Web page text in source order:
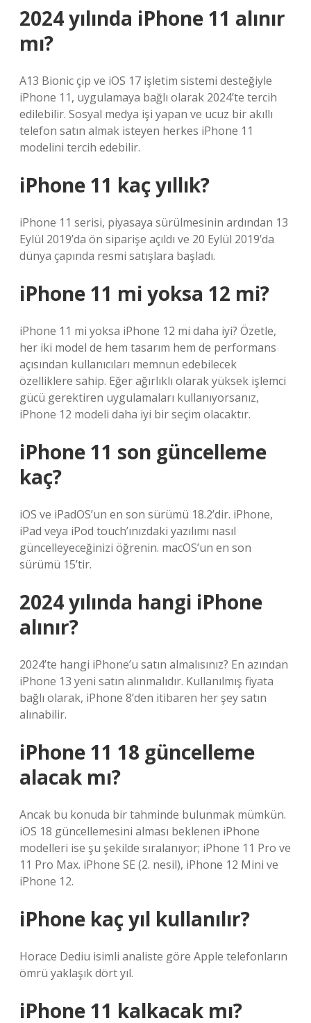
2024 yılında iPhone 11 alınır
mı?
A13 Bionic çip ve iOS 17 işletim sistemi desteğiyle
iPhone 11, uygulamaya bağlı olarak 2024’te tercih
edilebilir. Sosyal medya işi yapan ve ucuz bir akıllı
telefon satın almak isteyen herkes iPhone 11
modelini tercih edebilir.
iPhone 11 kaç yıllık?
iPhone 11 serisi, piyasaya sürülmesinin ardından 13
Eylül 2019’da ön siparişe açıldı ve 20 Eylül 2019’da
dünya çapında resmi satışlara başladı.
iPhone 11 mi yoksa 12 mi?
iPhone 11 mi yoksa iPhone 12 mi daha iyi? Özetle,
her iki model de hem tasarım hem de performans
açısından kullanıcıları memnun edebilecek
özelliklere sahip. Eğer ağırlıklı olarak yüksek işlemci
gücü gerektiren uygulamaları kullanıyorsanız,
iPhone 12 modeli daha iyi bir seçim olacaktır.
iPhone 11 son güncelleme
kaç?
iOS ve iPadOS’un en son sürümü 18.2’dir. iPhone,
iPad veya iPod touch’ınızdaki yazılımı nasıl
güncelleyeceğinizi öğrenin. macOS’un en son
sürümü 15’tir.
2024 yılında hangi iPhone
alınır?
2024’te hangi iPhone’u satın almalısınız? En azından
iPhone 13 yeni satın alınmalıdır. Kullanılmış fiyata
bağlı olarak, iPhone 8’den itibaren her şey satın
alınabilir.
iPhone 11 18 güncelleme
alacak mı?
Ancak bu konuda bir tahminde bulunmak mümkün.
iOS 18 güncellemesini alması beklenen iPhone
modelleri ise şu şekilde sıralanıyor; iPhone 11 Pro ve
11 Pro Max. iPhone SE (2. nesil), iPhone 12 Mini ve
iPhone 12.
iPhone kaç yıl kullanılır?
Horace Dediu isimli analiste göre Apple telefonların
ömrü yaklaşık dört yıl.
iPhone 11 kalkacak mı?